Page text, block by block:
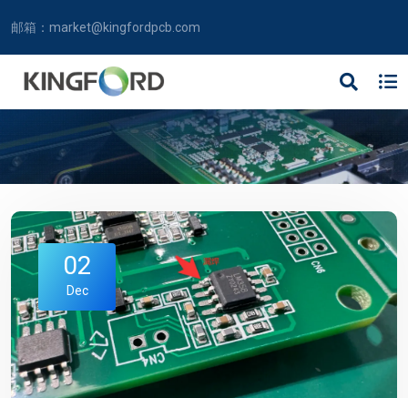
邮箱： market@kingfordpcb.com
02
Dec